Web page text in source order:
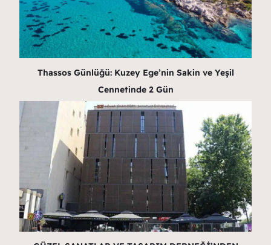
Thassos Günlüğü: Kuzey Ege’nin Sakin ve Yeşil
Cennetinde 2 Gün